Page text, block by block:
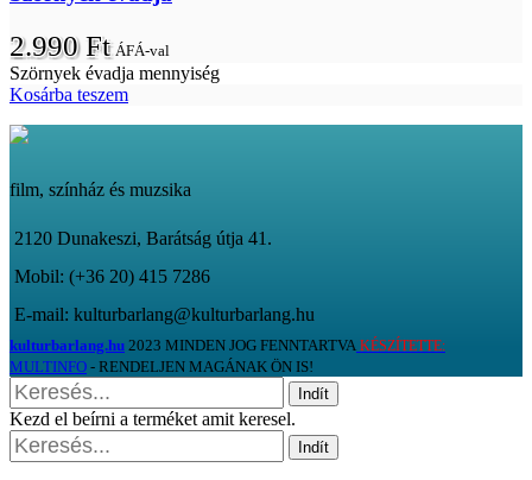
2.990Ft ÁFÁ-val
Szörnyek évadja mennyiség
Kosárba teszem
film, színház és muzsika
2120 Dunakeszi, Barátság útja 41.
Mobil: (+36 20) 415 7286
E-mail: kulturbarlang@kulturbarlang.hu
kulturbarlang.hu 2023 MINDEN JOG FENNTARTVA KÉSZÍTETTE:
MULTINFO - RENDELJEN MAGÁNAK ÖN IS!
Indít
Kezd el beírni a terméket amit keresel.
Indít